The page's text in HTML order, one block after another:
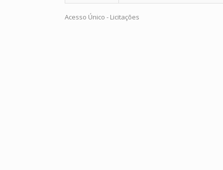
Acesso Único - Licitações